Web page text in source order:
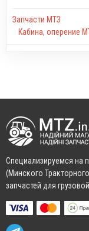
Запчасти МТЗ
Кабина, оперение
Cпециализируемся на
(Минского
запчастей для